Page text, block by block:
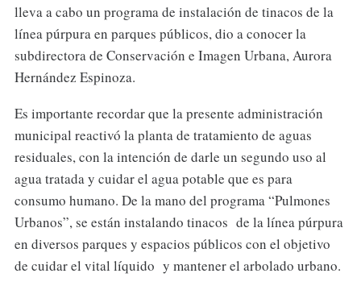
lleva a cabo un programa de instalación de tinacos de la
línea púrpura en parques públicos, dio a conocer la
subdirectora de Conservación e Imagen Urbana, Aurora
Hernández Espinoza.
Es importante recordar que la presente administración
municipal reactivó la planta de tratamiento de aguas
residuales, con la intención de darle un segundo uso al
agua tratada y cuidar el agua potable que es para
consumo humano. De la mano del programa “Pulmones
Urbanos”, se están instalando tinacos de la línea púrpura
en diversos parques y espacios públicos con el objetivo
de cuidar el vital líquido y mantener el arbolado urbano.